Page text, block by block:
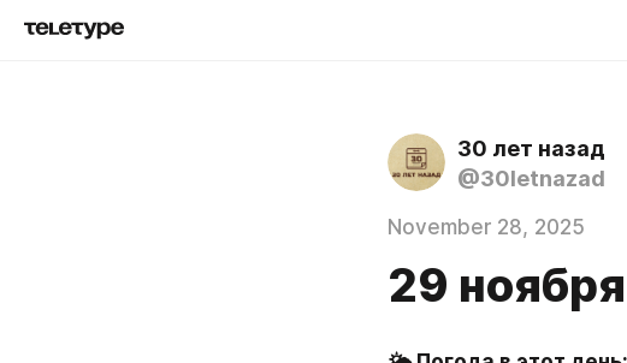
30 лет назад
@30letnazad
November 28, 2025
29